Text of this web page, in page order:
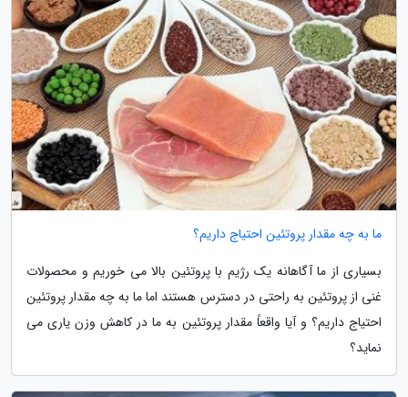
ما به چه مقدار پروتئین احتیاج داریم؟
بسیاری از ما آگاهانه یک رژیم با پروتئین بالا می خوریم و محصولات
غنی از پروتئین به راحتی در دسترس هستند اما ما به چه مقدار پروتئین
احتیاج داریم؟ و آیا واقعاً مقدار پروتئین به ما در کاهش وزن یاری می
نماید؟